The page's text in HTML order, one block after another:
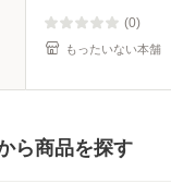
(0)
もったいない本舗
ら商品を探す